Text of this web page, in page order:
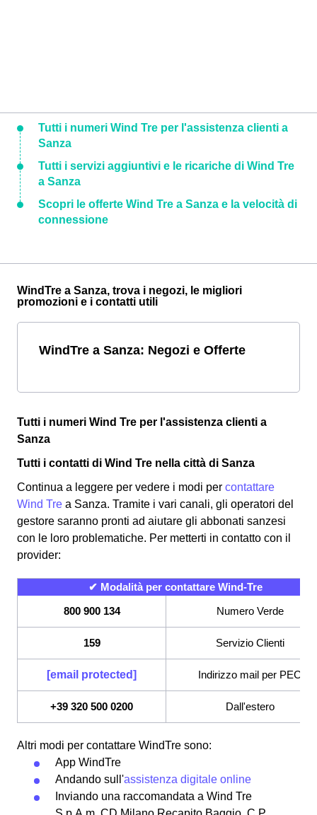
Tutti i numeri Wind Tre per l'assistenza clienti a
Sanza
Tutti i servizi aggiuntivi e le ricariche di Wind Tre
a Sanza
Scopri le offerte Wind Tre a Sanza e la velocità di
connessione
WindTre a Sanza, trova i negozi, le migliori
promozioni e i contatti utili
WindTre a Sanza: Negozi e Offerte
Tutti i numeri Wind Tre per l'assistenza clienti a
Sanza
Tutti i contatti di Wind Tre nella città di Sanza
Continua a leggere per vedere i modi per contattare
Wind Tre a Sanza. Tramite i vari canali, gli operatori del
gestore saranno pronti ad aiutare gli abbonati sanzesi
con le loro problematiche. Per metterti in contatto con il
provider:
✔ Modalità per contattare Wind-Tre
800 900 134
Numero Verde
159 Servizio Clienti
[email protected] Indirizzo mail per PEC
+39 320 500 0200 Dall'estero
Altri modi per contattare WindTre sono:
App WindTre
Andando sull'assistenza digitale online
Inviando una raccomandata a Wind Tre